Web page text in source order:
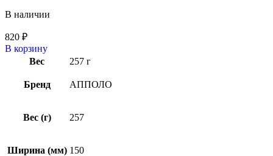
В наличии
820 ₽
В корзину
Вес
257 г
Бренд АППОЛО
Вес (г) 257
Ширина (мм) 150